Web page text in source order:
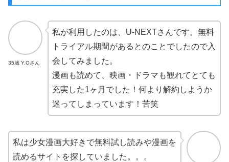
35歳 Y.Oさん
私が利用したのは、U-NEXTさんです。無料
トライアル期間があるとのことでしたので入
会してみました。
漫画も読めて、映画・ドラマも観れてとても
充実した1ヶ月でした！何より解約しようか
迷ってしまっています！苦笑
私は少女漫画大好きで無料試し読みや漫画を
読めるサイトを探していました。。。